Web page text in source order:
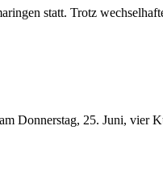
statt. Trotz
Donnerstag, 25. Juni, vier